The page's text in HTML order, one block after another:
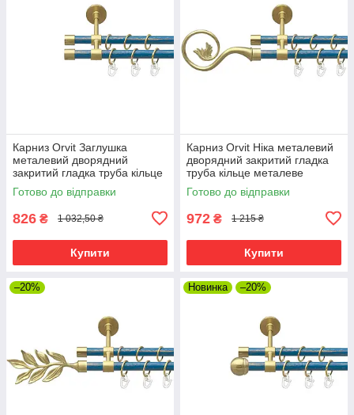
Карниз Orvit Заглушка
металевий дворядний
закритий гладка труба кільце
металеве Золото Матове -
Блакить 16\16 мм 160 см
Готово до відправки
826 ₴ 1 032,50 ₴
Купити
Карниз Orvit Ніка металевий
дворядний закритий гладка
труба кільце металеве
Золото Матове - Блакить
16\16 мм 160 см (00-
Готово до відправки
972 ₴ 1 215 ₴
Купити
–20% Новинка –20%